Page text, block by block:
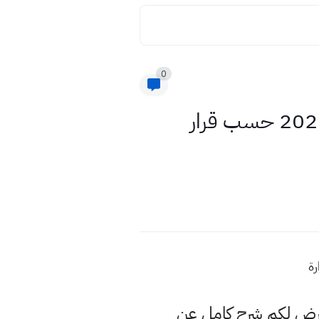
0
اوراق دفتر شرح وتلخيص الفصل الثاني رياضيات الثالث متوسط 2021 حسب قرار
لكم شرح كامل عن